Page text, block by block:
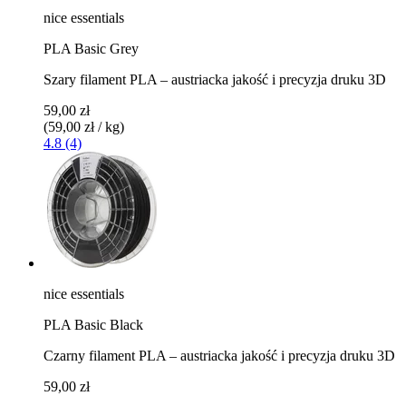
nice essentials
PLA Basic Grey
Szary filament PLA – austriacka jakość i precyzja druku 3D
59,00 zł
(59,00 zł / kg)
4.8 (4)
nice essentials
PLA Basic Black
Czarny filament PLA – austriacka jakość i precyzja druku 3D
59,00 zł